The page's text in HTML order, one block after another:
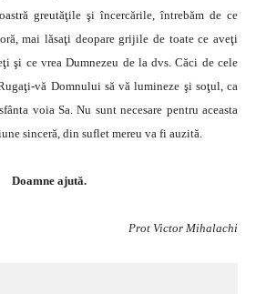
greutăţile şi încercările, întrebăm de ce
mai lăsaţi deopare grijile de toate ce aveţi
şi ce vrea Dumnezeu de la dvs. Căci de cele
vă Domnului să vă lumineze şi soţul, ca
voia Sa. Nu sunt necesare pentru aceasta
sinceră, din suflet mereu va fi auzită.
Doamne ajută.
Prot Victor Mihalachi